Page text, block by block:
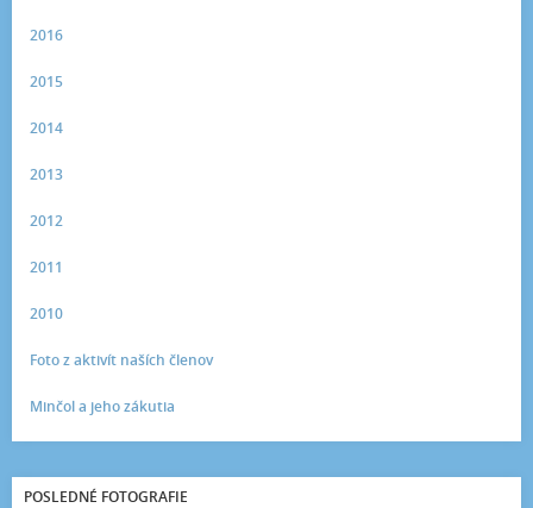
2016
2015
2014
2013
2012
2011
2010
Foto z aktivít naších členov
Minčol a jeho zákutia
POSLEDNÉ FOTOGRAFIE